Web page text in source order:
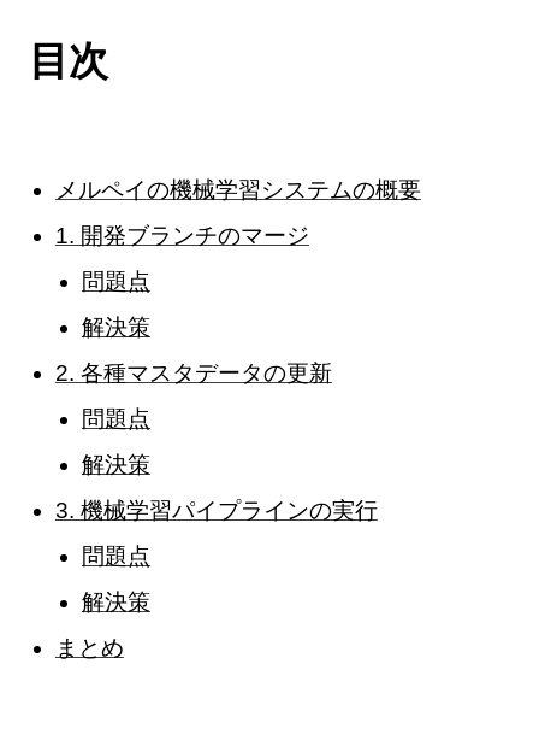
目次
メルペイの機械学習システムの概要
1. 開発ブランチのマージ
問題点
解決策
2. 各種マスタデータの更新
問題点
解決策
3. 機械学習パイプラインの実行
問題点
解決策
まとめ